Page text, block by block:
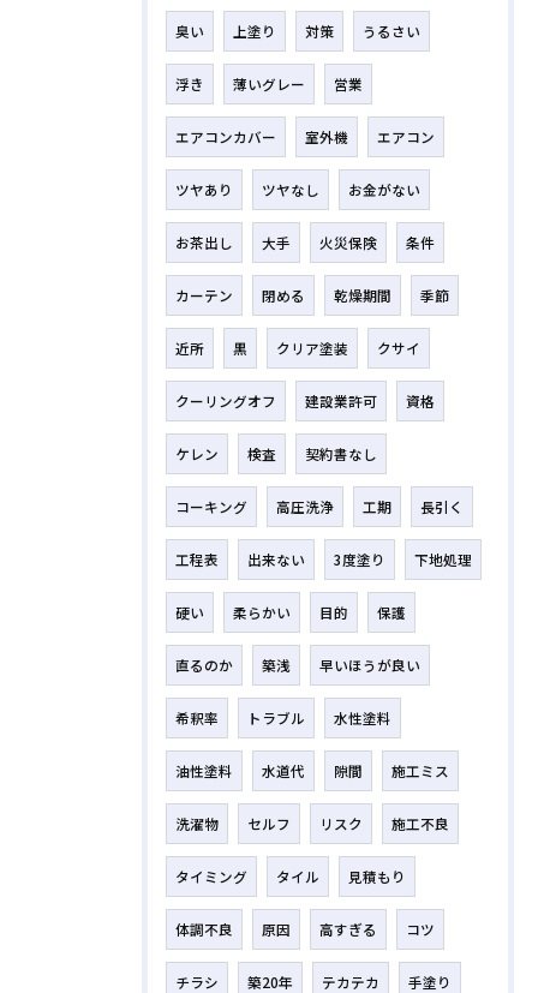
臭い 上塗り 対策 うるさい
浮き 薄いグレー 営業
エアコンカバー 室外機 エアコン
ツヤあり ツヤなし お金がない
お茶出し 大手 火災保険 条件
カーテン 閉める 乾燥期間 季節
近所 黒 クリア塗装 クサイ
クーリングオフ 建設業許可 資格
ケレン 検査 契約書なし
コーキング 高圧洗浄 工期 長引く
工程表 出来ない 3度塗り 下地処理
硬い 柔らかい 目的 保護
直るのか 築浅 早いほうが良い
希釈率 トラブル 水性塗料
油性塗料 水道代 隙間 施工ミス
洗濯物 セルフ リスク 施工不良
タイミング タイル 見積もり
体調不良 原因 高すぎる コツ
チラシ 築20年 テカテカ 手塗り